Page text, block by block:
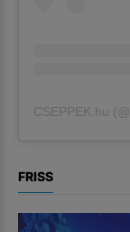
CSEPPEK.hu (@
FRISS